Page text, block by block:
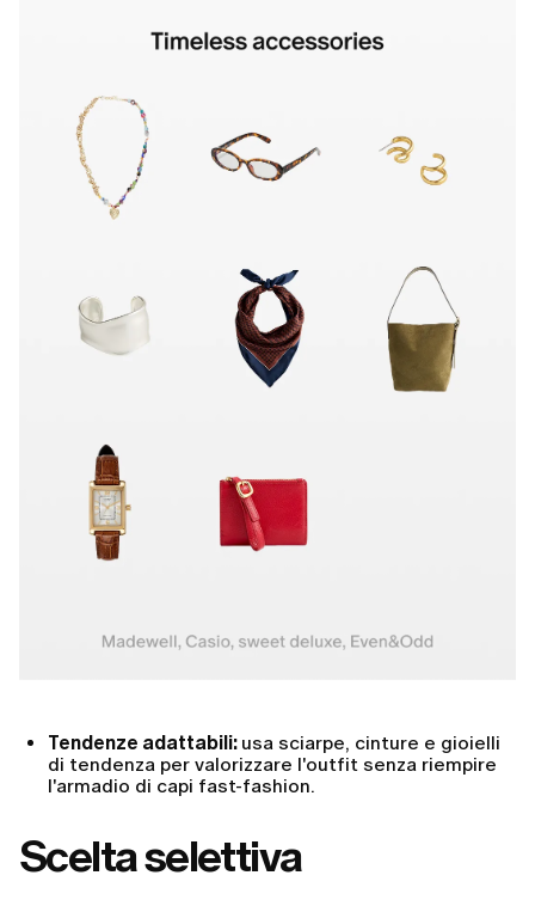
Tendenze adattabili: usa sciarpe, cinture e gioielli
di tendenza per valorizzare l'outfit senza riempire
l'armadio di capi fast-fashion.
Scelta selettiva